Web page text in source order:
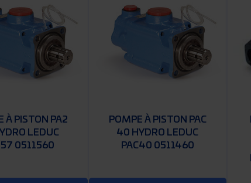
À PISTON PA2
LEDUC
0511560
POMPE À PISTON PAC
40 HYDRO LEDUC
PAC40 0511460